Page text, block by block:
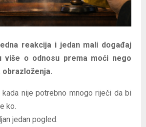
reakcija i jedan mali događaj
više o odnosu prema moći nego
nije potrebno mnogo riječi da bi
ko.
jedan pogled.